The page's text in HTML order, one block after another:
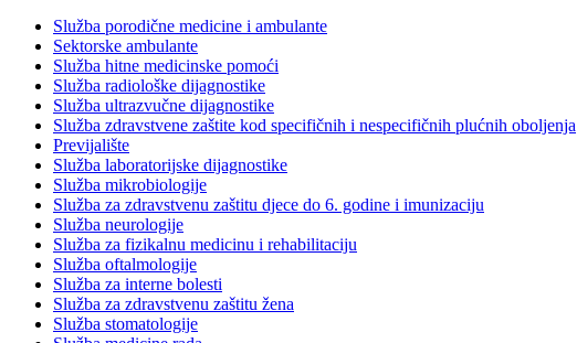
Služba porodične medicine i ambulante
Sektorske ambulante
Služba hitne medicinske pomoći
Služba radiološke dijagnostike
Služba ultrazvučne dijagnostike
Služba zdravstvene zaštite kod specifičnih i nespecifičnih plućnih oboljenja
Previjalište
Služba laboratorijske dijagnostike
Služba mikrobiologije
Služba za zdravstvenu zaštitu djece do 6. godine i imunizaciju
Služba neurologije
Služba za fizikalnu medicinu i rehabilitaciju
Služba oftalmologije
Služba za interne bolesti
Služba za zdravstvenu zaštitu žena
Služba stomatologije